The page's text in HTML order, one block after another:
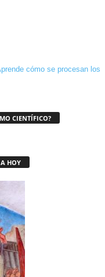
cómo se procesan los
CIENTÍFICO?
HOY